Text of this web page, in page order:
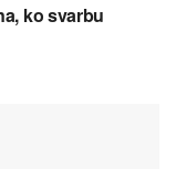
ko svarbu